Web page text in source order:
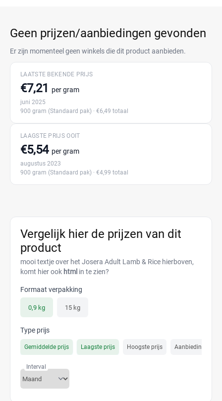
Geen prijzen/aanbiedingen gevonden
Er zijn momenteel geen winkels die dit product aanbieden.
LAATSTE BEKENDE PRIJS
€7,21 per gram
juni 2025
900 gram (Standaard pak) · €6,49 totaal
LAAGSTE PRIJS OOIT
€5,54 per gram
augustus 2023
900 gram (Standaard pak) · €4,99 totaal
Vergelijk hier de prijzen van dit
product
mooi textje over het Josera Adult Lamb & Rice hierboven,
komt hier ook html in te zien?
Formaat verpakking
0,9 kg 15 kg
Type prijs
Gemiddelde prijs Laagste prijs Hoogste prijs Aanbiedings prijs
Interval